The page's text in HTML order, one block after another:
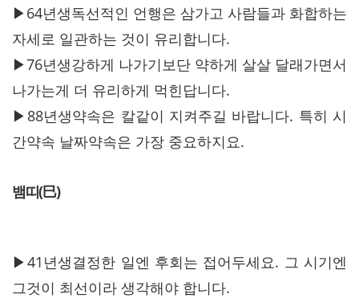
▶64년생독선적인 언행은 삼가고 사람들과 화합하는
자세로 일관하는 것이 유리합니다.
▶76년생강하게 나가기보단 약하게 살살 달래가면서
나가는게 더 유리하게 먹힌답니다.
▶88년생약속은 칼같이 지켜주길 바랍니다. 특히 시
간약속 날짜약속은 가장 중요하지요.
뱀띠(巳)
▶41년생결정한 일엔 후회는 접어두세요. 그 시기엔
그것이 최선이라 생각해야 합니다.